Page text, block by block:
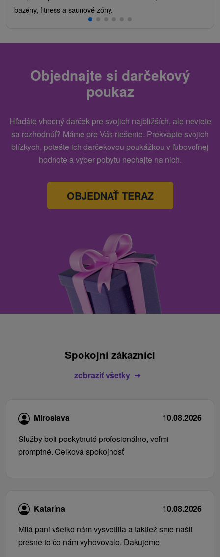
bazény, fitness a saunové zóny.
Objednajte si darčekový
poukaz
Hľadáte vhodný darček pre svojich najbližších, ale neviete
sa rozhodnúť? Máme pre Vás riešenie. Prekvapte svojich
blízkych, potešte ich darčekovou poukážkou v ľubovoľnej
hodnote a výber pobytu nechajte na nich.
OBJEDNAŤ TERAZ
Spokojní zákazníci
zobraziť všetky
Miroslava
10.08.2026
Služby boli poskytnuté profesionálne, veľmi
promptné. Celková spokojnosť
Katarína
10.08.2026
Milá pani všetko nám vysvetlila a taktiež sme našli
presne to čo nám vyhovovalo. Dakujeme